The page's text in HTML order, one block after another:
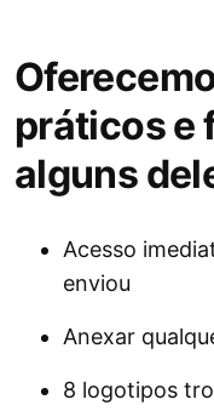
práticos e
alguns
Acesso
enviou
Anexar
8 logotipos